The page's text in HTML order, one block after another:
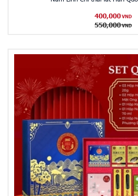
400,000 VND
550,000 VND